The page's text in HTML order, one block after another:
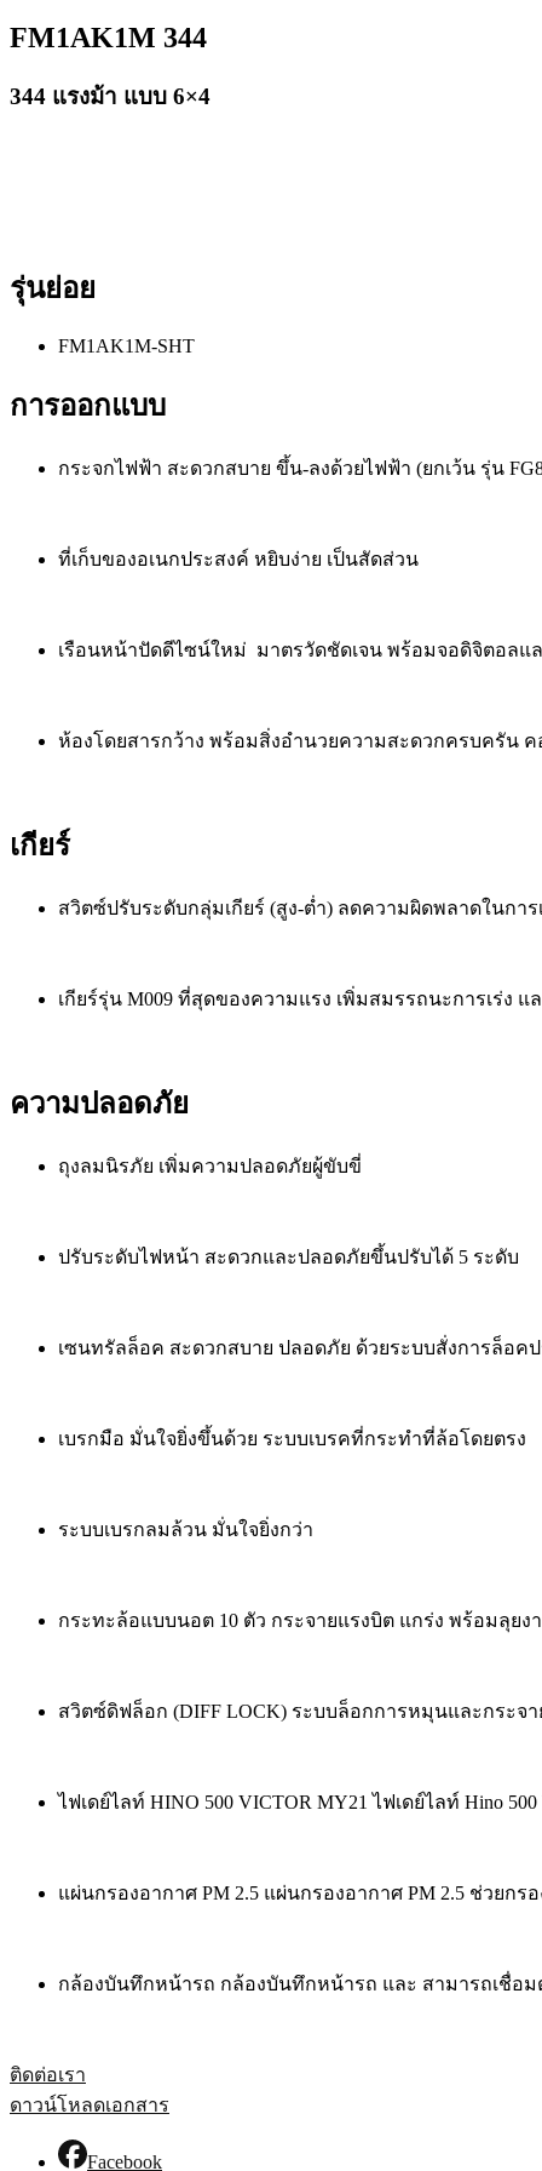
FM1AK1M 344
344 แรงม้า แบบ 6×4
รุ่นย่อย
FM1AK1M-SHT
การออกแบบ
กระจกไฟฟ้า สะดวกสบาย ขึ้น-ลงด้วยไฟฟ้า (ยกเว้น รุ่น
ที่เก็บของอเนกประสงค์ หยิบง่าย เป็นสัดส่วน
เรือนหน้าปัดดีไซน์ใหม่ มาตรวัดชัดเจน พร้อมจอดิจิตอลแล
ห้องโดยสารกว้าง พร้อมสิ่งอำนวยความสะดวกครบครัน
เกียร์
สวิตซ์ปรับระดับกลุ่มเกียร์ (สูง-ต่ำ) ลดความผิดพลาดในการ
เกียร์รุ่น M009 ที่สุดของความแรง เพิ่มสมรรถนะการเร่ง แ
ความปลอดภัย
ถุงลมนิรภัย เพิ่มความปลอดภัยผู้ขับขี่
ปรับระดับไฟหน้า สะดวกและปลอดภัยขึ้นปรับได้ 5 ระดับ
เซนทรัลล็อค สะดวกสบาย ปลอดภัย ด้วยระบบสั่งการล็อคป
เบรกมือ มั่นใจยิ่งขึ้นด้วย ระบบเบรคที่กระทำที่ล้อโดยตรง
ระบบเบรกลมล้วน มั่นใจยิ่งกว่า
กระทะล้อแบบนอต 10 ตัว กระจายแรงบิต แกร่ง พร้อมลุยง
สวิตซ์ดิฟล็อก (DIFF LOCK) ระบบล็อกการหมุนและกระจ
ไฟเดย์ไลท์ HINO 500 VICTOR MY21 ไฟเดย์ไลท์ Hino
แผ่นกรองอากาศ PM 2.5 แผ่นกรองอากาศ PM 2.5 ช่วยก
กล้องบันทึกหน้ารถ กล้องบันทึกหน้ารถ และ สามารถเชื่อม
ติดต่อเรา
ดาวน์โหลดเอกสาร
Facebook